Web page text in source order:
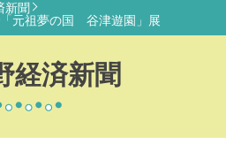
経済新聞
新聞
元祖夢の国 谷津遊園」展